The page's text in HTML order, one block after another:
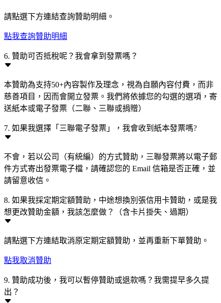
請點選下方連結查詢贊助明細。
點我查詢贊助明細
6. 贊助可否抵稅呢？我會拿到發票嗎？
本贊助為支持50+內容製作及理念，視為自願內容付費，而非
慈善項目，因而會開立發票。我們將依據您的勾選的選項，寄
送紙本或電子發票（二聯、三聯或捐贈）
7. 如果我選擇「三聯電子發票」，我會收到紙本發票嗎?
不會，若以公司（有統編）的方式贊助，三聯發票將以電子郵
件方式寄出發票電子檔，請確認您的 Email 信箱是否正確，並
請留意收信。
8. 如果我採定期定額贊助，中途想換別張信用卡贊助，或是我
想更改贊助金額，我該怎麼做？（含卡片掛失、過期）
請點選下方連結取消原定期定額贊助，並再重新下單贊助。
點我取消贊助
9. 贊助成功後，我可以暫停贊助或退款嗎？我需提早多久提
出？